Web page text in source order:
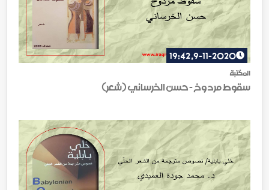
المكتبة
9-11-2020, 19:42
سقوط مردوخ - حسن الخرساني (شعر)